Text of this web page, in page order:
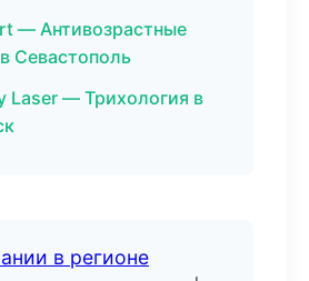
— Антивозрастные
Севастополь
Laser — Трихология в
в регионе